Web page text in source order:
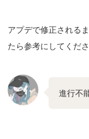
アプデで修正される
たら参考にしてくださ
進行不